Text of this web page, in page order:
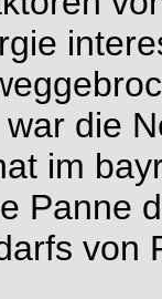
die
im
Panne